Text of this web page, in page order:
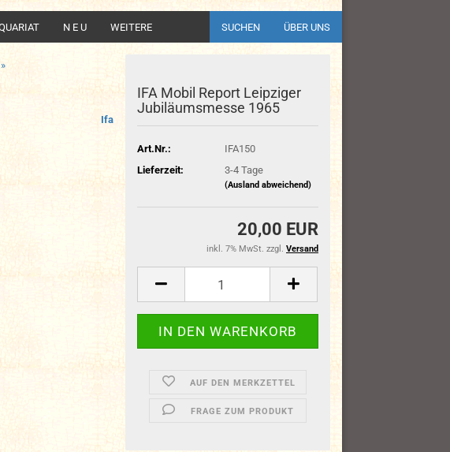
N E U SUCHEN ÜBER UNS
WEITERE
»
Ifa
IFA Mobil Report Leipziger
Jubiläumsmesse 1965
Art.Nr.:
IFA150
Lieferzeit:
3-4 Tage
(Ausland abweichend)
20,00 EUR
inkl. 7% MwSt. zzgl. Versand
AUF DEN MERKZETTEL
FRAGE ZUM PRODUKT